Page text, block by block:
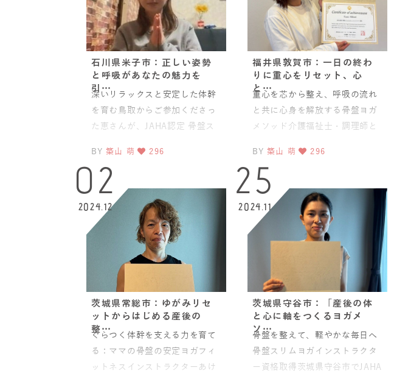
石川県米子市：正しい姿勢
と呼吸があなたの魅力を
引…
深いリラックスと安定した体幹
を育む鳥取からご参加くださっ
た恵さんが、JAHA認定 骨盤ス
講座（全20時間）を見事
BY 築山 萌 296
福井県敦賀市：一日の終わ
りに重心をリセット、心
と…
重心を芯から整え、呼吸の流れ
と共に心身を解放する骨盤ヨガ
メソッド介護福祉士・調理師と
kumiさんが今回、JAHA本
BY 築山 萌 296
02
2024.12
茨城県常総市：ゆがみリセ
ットからはじめる産後の
整…
ぐらつく体幹を支える力を育て
る：ママの骨盤の安定ヨガフィ
ットネスインストラクターあけ
25
2024.11
茨城県守谷市：「産後の体
と心に軸をつくるヨガメ
ソ…
骨盤を整えて、軽やかな毎日へ
骨盤スリムヨガインストラクタ
ー資格取得茨城県守谷市でJAHA